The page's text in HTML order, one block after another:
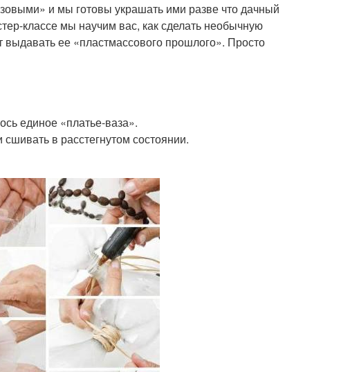
и мы готовы украшать ими разве что дачный
классе мы научим вас, как сделать необычную
выдавать ее «пластмассового прошлого». Просто
единое «платье-ваза».
в расстегнутом состоянии.